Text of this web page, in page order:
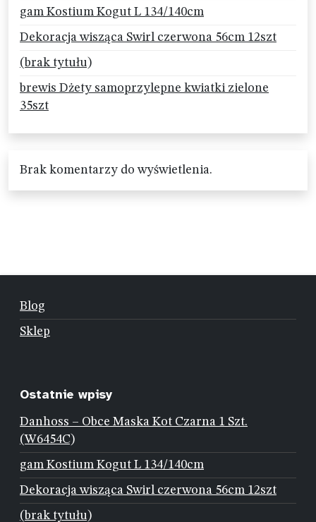
gam Kostium Kogut L 134/140cm
Dekoracja wisząca Swirl czerwona 56cm 12szt
(brak tytułu)
brewis Dżety samoprzylepne kwiatki zielone
35szt
Brak komentarzy do wyświetlenia.
Blog
Sklep
Ostatnie wpisy
Danhoss – Obce Maska Kot Czarna 1 Szt.
(W6454C)
gam Kostium Kogut L 134/140cm
Dekoracja wisząca Swirl czerwona 56cm 12szt
(brak tytułu)